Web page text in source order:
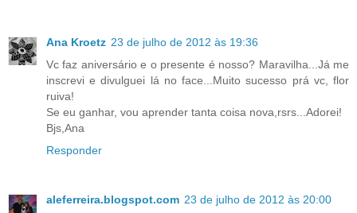
Ana Kroetz 23 de julho de 2012 às 19:36
Vc faz aniversário e o presente é nosso? Maravilha...Já me
inscrevi e divulguei lá no face...Muito sucesso prá vc, flor
ruiva!
Se eu ganhar, vou aprender tanta coisa nova,rsrs...Adorei!
Bjs,Ana
Responder
aleferreira.blogspot.com 23 de julho de 2012 às 20:00